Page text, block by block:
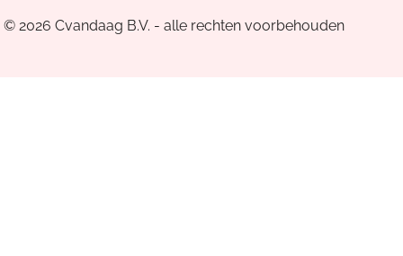
© 2026 Cvandaag B.V. - alle rechten voorbehouden